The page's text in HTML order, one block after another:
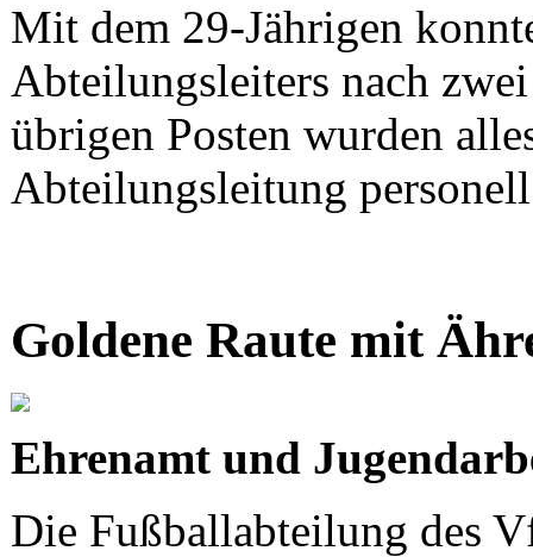
Mit dem 29-Jährigen
Abteilungsleiters nach
übrigen Posten wurden
Abteilungsleitung
Goldene Raute mit
Ehrenamt und
Die Fußballabteilung des